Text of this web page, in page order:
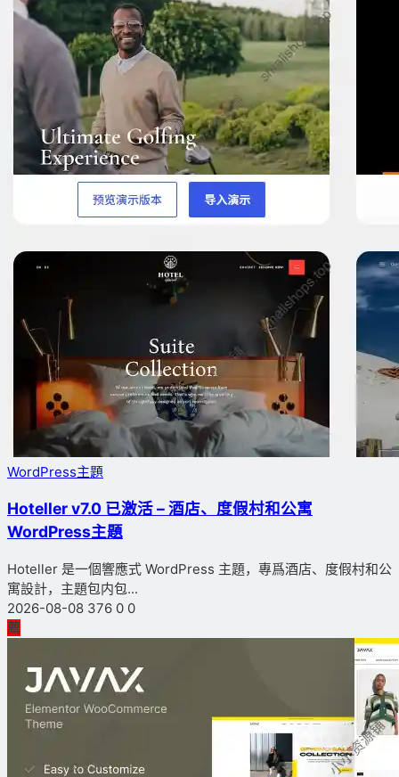
WordPress主題
Hoteller v7.0 已激活 – 酒店、度假村和公寓
WordPress主題
Hoteller 是一個響應式 WordPress 主題，專爲酒店、度假村和公
寓設計，主題包内包...
2026-08-08 376 0 0
薦